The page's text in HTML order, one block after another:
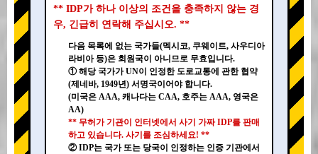
** IDP가 하나 이상의 조건을 충족하지 않는 경
우, 긴급히 연락해 주십시오. **
다음 목록에 없는 국가들(멕시코, 쿠웨이트, 사우디아
라비아 등)은 회원국이 아니므로 무효입니다.
① 해당 국가가 UN이 인정한 도로교통에 관한 협약
(제네바, 1949년) 서명국이어야 합니다.
(미국은 AAA, 캐나다는 CAA, 호주는 AAA, 영국은
AA)
** 무허가 기관이 인터넷에서 사기 가짜 IDP를 판매
하고 있습니다. 사기를 조심하세요! **
② IDP는 국가 또는 당국이 인정하는 인증 기관에서